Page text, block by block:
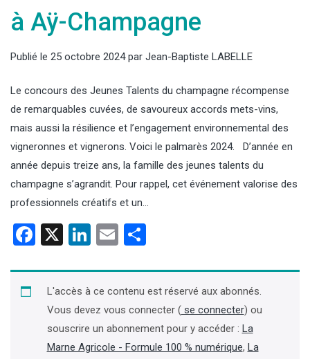
à Aÿ-Champagne
Publié le 25 octobre 2024par Jean-Baptiste LABELLE
Le concours des Jeunes Talents du champagne récompense
de remarquables cuvées, de savoureux accords mets-vins,
mais aussi la résilience et l’engagement environnemental des
vigneronnes et vignerons. Voici le palmarès 2024. D’année en
année depuis treize ans, la famille des jeunes talents du
champagne s’agrandit. Pour rappel, cet événement valorise des
professionnels créatifs et un…
Facebook
X LinkedIn
Email
L'accès à ce contenu est réservé aux abonnés.
Vous devez vous connecter (se connecter) ou
souscrire un abonnement pour y accéder : La
Marne Agricole - Formule 100 % numérique, La